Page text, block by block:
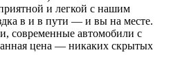
и легкой с нашим
в и в пути — и вы на месте.
современные автомобили с
цена — никаких скрытых